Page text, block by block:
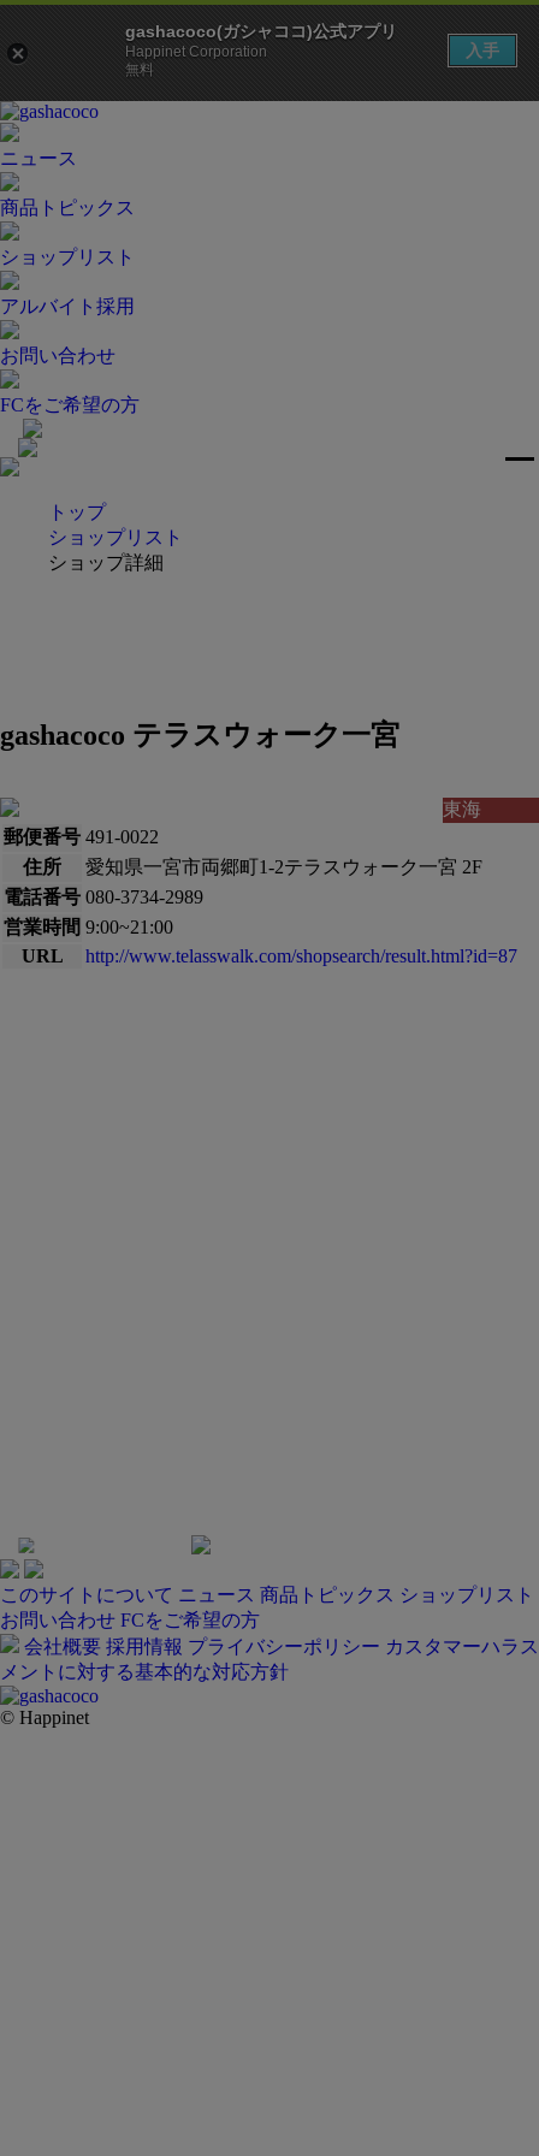
gashacoco(ガシャココ)公式アプリ
Happinet Corporation
無料
入手
ニュース
商品トピックス
ショップリスト
アルバイト採用
お問い合わせ
FCをご希望の方
トップ
ショップリスト
ショップ詳細
gashacoco テラスウォーク一宮
東海
郵便番号 491-0022
住所
愛知県一宮市両郷町1-2テラスウォーク一宮 2F
電話番号 080-3734-2989
営業時間 9:00~21:00
URL
http://www.telasswalk.com/shopsearch/result.html?id=87
このサイトについて ニュース 商品トピックス ショップリスト
お問い合わせ FCをご希望の方
会社概要 採用情報 プライバシーポリシー カスタマーハラス
メントに対する基本的な対応方針
© Happinet